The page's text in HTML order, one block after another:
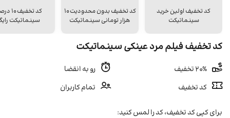
کد تخفیف اولین خرید
سینماتیکت
کد تخفیف بدون محدودیت 10
هزار تومانی سینماتیکت
کد
سینماتیکت
کد تخفیف فیلم مرد عینکی سینماتیکت
رو به انقضا
کد تخفیف
تمام کاربران
برای کپی کد تخفیف، کد را لمس کنید: